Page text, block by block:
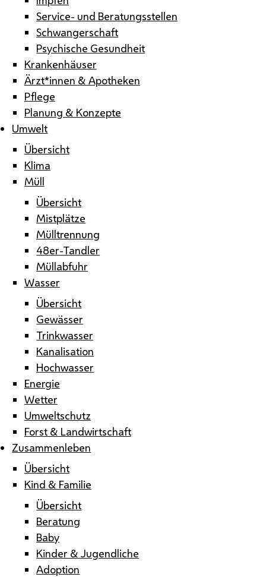
Service- und Beratungsstellen
Schwangerschaft
Psychische Gesundheit
Krankenhäuser
Ärzt*innen & Apotheken
Pflege
Planung & Konzepte
Umwelt
Übersicht
Klima
Müll
Übersicht
Mistplätze
Mülltrennung
48er-Tandler
Müllabfuhr
Wasser
Übersicht
Gewässer
Trinkwasser
Kanalisation
Hochwasser
Energie
Wetter
Umweltschutz
Forst & Landwirtschaft
Zusammenleben
Übersicht
Kind & Familie
Übersicht
Beratung
Baby
Kinder & Jugendliche
Adoption